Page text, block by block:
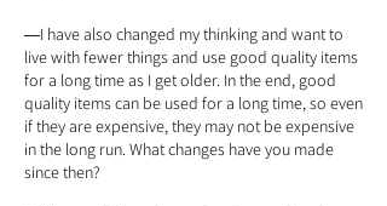
―I have also changed my thinking and want to
live with fewer things and use good quality items
for a long time as I get older. In the end, good
quality items can be used for a long time, so even
if they are expensive, they may not be expensive
in the long run. What changes have you made
since then?